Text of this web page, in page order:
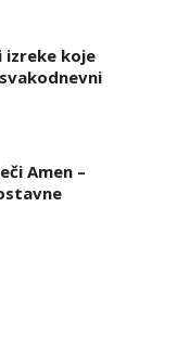
izreke koje
Amen –